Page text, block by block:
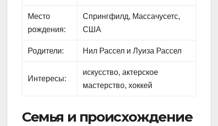
Место
рождения:
Спрингфилд, Массачусетс,
США
Родители: Нил Рассел и Луиза Рассел
Интересы:
искусство, актерское
мастерство, хоккей
Семья и происхождение